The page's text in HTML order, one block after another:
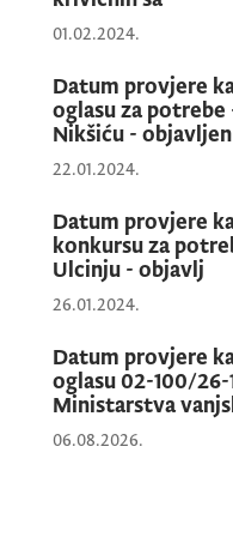
praktičnog dijela i
pisanog testa.
- Sadržaj
pitanja sa liste
provjeru znanja iz
organizacije,
kandidat
više ponuđenih
01.02.2024.
Datum provjere
oglasu za potrebe
Nikšiću - objavljen
22.01.2024.
Datum provjere
konkursu za
Ulcinju - objavlj
26.01.2024.
Datum provjere
oglasu 02-100/
Ministarstva
06.08.2026.